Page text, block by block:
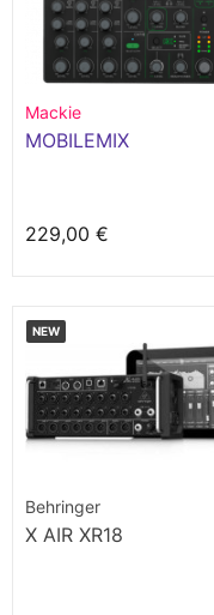
Mackie
MOBILEMIX
229,00 €
NEW
Behringer
X AIR XR18